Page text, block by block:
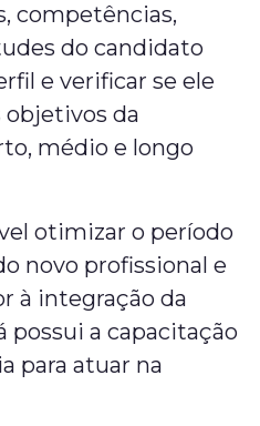
competências,
do candidato
e verificar se ele
objetivos da
médio e longo
otimizar o período
novo profissional e
à integração da
possui a capacitação
para atuar na